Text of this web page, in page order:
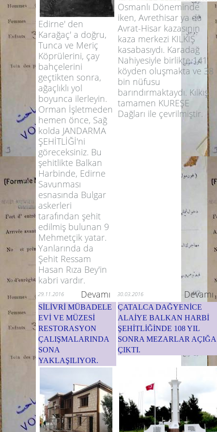
Edirne' den
Karağaç' a doğru,
Tunca ve Meriç
Köprülerini, çay
bahçelerini
geçtikten sonra,
ağaçlıklı yol
boyunca ilerleyin.
Orman İşletmeden
hemen önce, Sağ
kolda JANDARMA
ŞEHİTLİĞİ'ni
göreceksiniz. Bu
şehitlikte Balkan
Harbinde, Edirne
Savunması
esnasında Bulgar
askerleri
tarafından şehit
edilmiş bulunan 9
Mehmetçik yatar.
Yanlarında da
Şehit Ressam
Hasan Rıza Bey'in
kabri vardır.
Osmanlı Döneminde
iken, Avrethisar ya da
Avrat-Hisar kazasının
kaza merkezi KILKIŞ
kasabasıydı. Karadağ
Nahiyesiyle birlikte 141
köyden oluşmakta ve 38
bin nüfusu
barındırmaktaydı. Kılkış
tamamen KUREŞE
Dağları ile çevrilmiştir.
29.11.2016 Devamı 30.03.2016 Devamı
SİLİVRİ MÜBADELE
EVİ VE MÜZESİ
RESTORASYON
ÇALIŞMALARINDA
SONA
YAKLAŞILIYOR.
ÇATALCA DAĞYENİCE
ALAİYE BALKAN HARBİ
ŞEHİTLİĞİNDE 108 YIL
SONRA MEZARLAR AÇIĞA
ÇIKTI.